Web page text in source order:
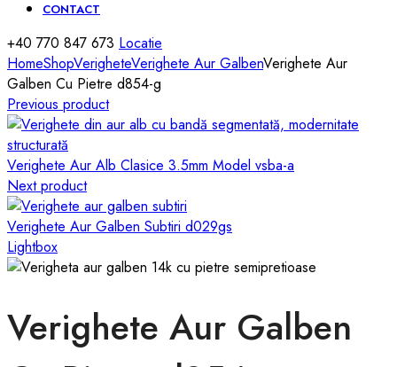
CONTACT
+40 770 847 673 Locatie
HomeShopVerigheteVerighete Aur GalbenVerighete Aur
Galben Cu Pietre d854-g
Previous product
Verighete Aur Alb Clasice 3.5mm Model vsba-a
Next product
Verighete Aur Galben Subtiri d029gs
Lightbox
Verighete Aur Galben